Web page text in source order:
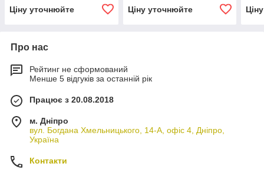
Ціну уточнюйте
Ціну уточнюйте
Про нас
Рейтинг не сформований
Менше 5 відгуків за останній рік
Працює з 20.08.2018
м. Дніпро
вул. Богдана Хмельницького, 14-А, офіс 4, Дніпро,
Україна
Контакти